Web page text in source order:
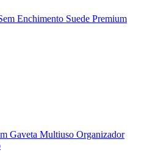
Enchimento Suede Premium
Gaveta Multiuso Organizador